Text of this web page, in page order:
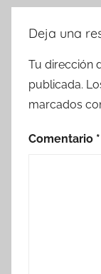
Deja una
Tu dirección
publicada.
marcados
Comentario *